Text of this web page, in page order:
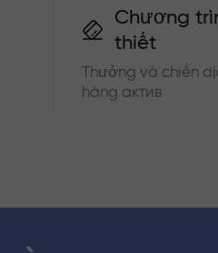
Chương
thiết
Thưởng và chiến
hàng актив